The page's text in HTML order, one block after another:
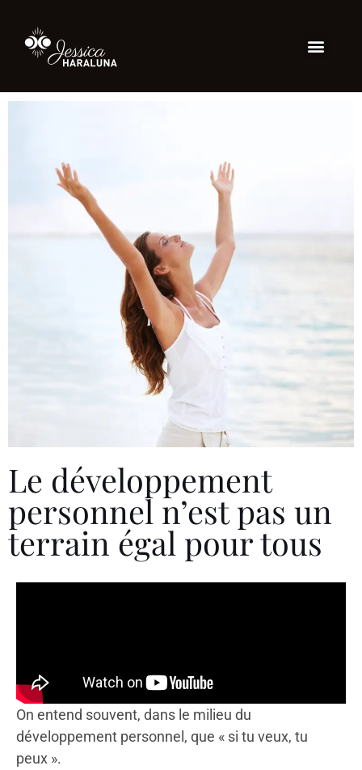
Le développement
personnel n’est pas un
terrain égal pour tous
On entend souvent, dans le milieu du
développement personnel, que « si tu veux, tu
peux ».